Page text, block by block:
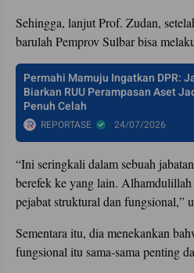
Sehingga, lanjut Prof. Zudan,
barulah Pemprov Sulbar bisa
Permahi Mamuju Ingatkan DPR:
Biarkan RUU Perampasan Aset
Penuh Celah
REPORTASE 24/07/2026
“Ini seringkali dalam sebuah
berefek ke yang lain.
pejabat struktural dan fungsional,”
Sementara itu, dia menekankan
fungsional itu sama-sama penting